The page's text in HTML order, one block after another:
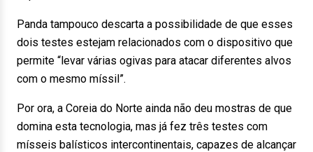
Panda tampouco descarta a possibilidade de que esses
dois testes estejam relacionados com o dispositivo que
permite “levar várias ogivas para atacar diferentes alvos
com o mesmo míssil”.
Por ora, a Coreia do Norte ainda não deu mostras de que
domina esta tecnologia, mas já fez três testes com
mísseis balísticos intercontinentais, capazes de alcançar